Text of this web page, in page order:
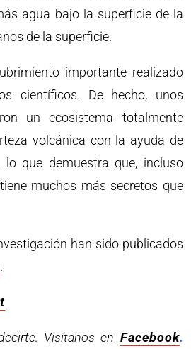
agua bajo la superficie de la
de la superficie.
importante realizado
científicos. De hecho, unos
un ecosistema totalmente
volcánica con la ayuda de
que demuestra que, incluso
muchos más secretos que
han sido publicados
.
Visítanos en Facebook.